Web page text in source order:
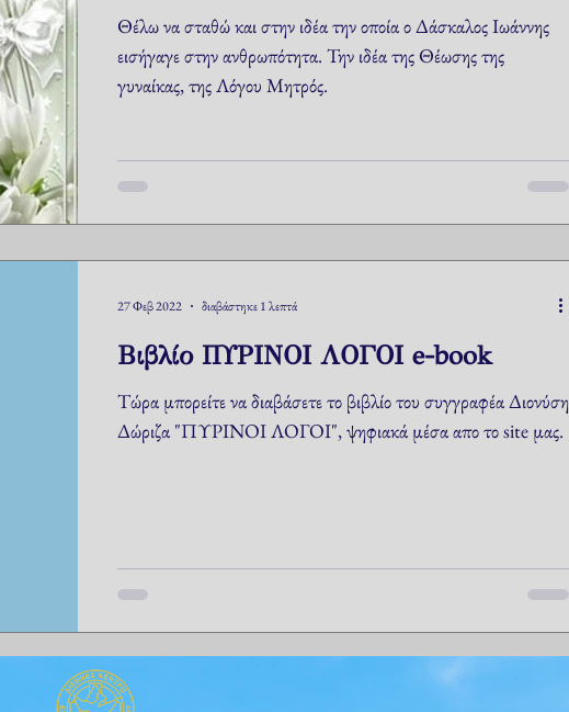
Θέλω να σταθώ και στην ιδέα την οποία ο Δάσκαλος Ιωάννης
εισήγαγε στην ανθρωπότητα. Την ιδέα της Θέωσης της
γυναίκας, της Λόγου Μητρός.
Βιβλίο ΠΥΡΙΝΟΙ ΛΟΓΟΙ e-book
Τώρα μπορείτε να διαβάσετε το βιβλίο του συγγραφέα Διονύση
Δώριζα "ΠΥΡΙΝΟΙ ΛΟΓΟΙ", ψηφιακά μέσα απο το site μας.
27 Φεβ 2022 διαβάστηκε 1 λεπτά